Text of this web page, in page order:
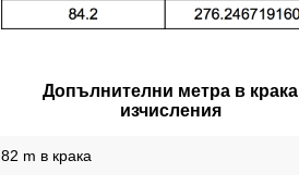
Допълнителни метра в крака
изчисления
82 m в крака